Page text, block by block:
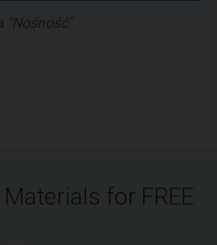
"Nośność"
for FREE